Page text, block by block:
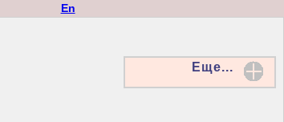
En
Еще...